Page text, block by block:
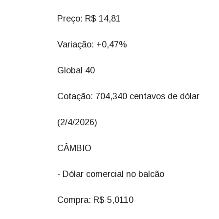
Preço: R$ 14,81
Variação: +0,47%
Global 40
Cotação: 704,340 centavos de dólar
(2/4/2026)
CÂMBIO
- Dólar comercial no balcão
Compra: R$ 5,0110